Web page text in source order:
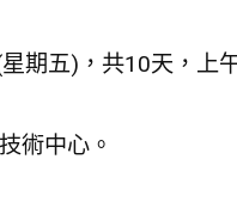
期五)，共10天，上
術中心。